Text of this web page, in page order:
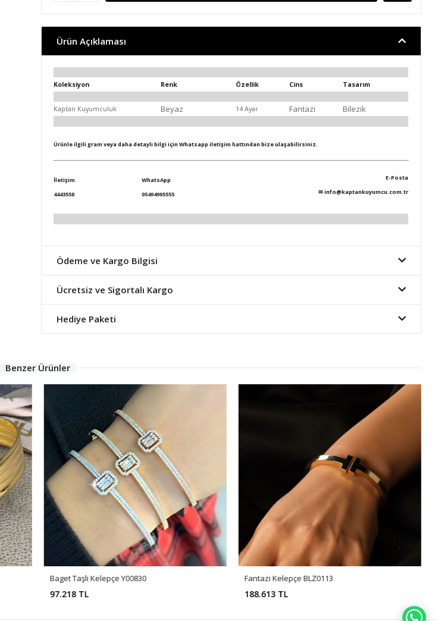
Ürün Açıklaması
Koleksiyon Renk Özellik Cins Tasarım
Kaptan Kuyumculuk Beyaz 14 Ayar Fantazi Bilezik
Ürünle ilgili gram veya daha detaylı bilgi için Whatsapp iletişim hattından bize ulaşabilirsiniz.
İletişim
4443558
WhatsApp
05494905555
E-Posta
✉info@kaptankuyumcu.com.tr
Ödeme ve Kargo Bilgisi
Ücretsiz ve Sigortalı Kargo
Hediye Paketi
Benzer Ürünler
Baget Taşli Kelepçe Y00830
97.218 TL
Fantazi Kelepçe BLZ0113
188.613 TL